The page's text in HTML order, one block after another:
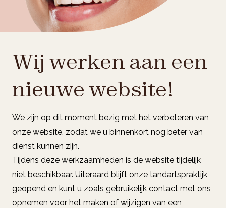
Wij werken aan een
nieuwe website!
We zijn op dit moment bezig met het verbeteren van
onze website, zodat we u binnenkort nog beter van
dienst kunnen zijn.
Tijdens deze werkzaamheden is de website tijdelijk
niet beschikbaar. Uiteraard blijft onze tandartspraktijk
geopend en kunt u zoals gebruikelijk contact met ons
opnemen voor het maken of wijzigen van een